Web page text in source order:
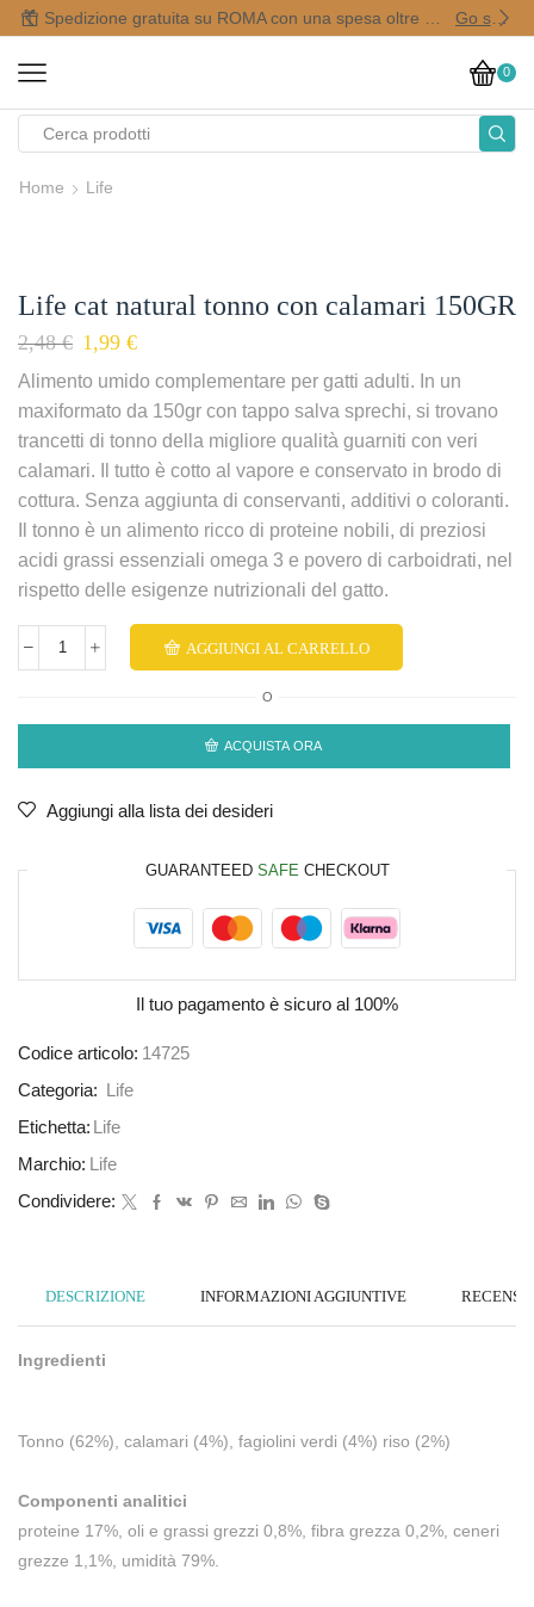
Go shop
0
Home Life
Life cat natural tonno con calamari 150GR
2,48€ 1,99 €
Alimento umido complementare per gatti adulti. In un
maxiformato da 150gr con tappo salva sprechi, si trovano
trancetti di tonno della migliore qualità guarniti con veri
calamari. Il tutto è cotto al vapore e conservato in brodo di
cottura. Senza aggiunta di conservanti, additivi o coloranti.
Il tonno è un alimento ricco di proteine nobili, di preziosi
acidi grassi essenziali omega 3 e povero di carboidrati, nel
rispetto delle esigenze nutrizionali del gatto.
AGGIUNGI AL CARRELLO
O
ACQUISTA ORA
Aggiungi alla lista dei desideri
GUARANTEED SAFE CHECKOUT
Il tuo pagamento è sicuro al 100%
Codice articolo: 14725
Categoria:
Life
Etichetta:
Life
Marchio:
Life
Condividere:
DESCRIZIONE INFORMAZIONI AGGIUNTIVE
Ingredienti
Tonno (62%), calamari (4%), fagiolini verdi (4%) riso (2%)
Componenti analitici
proteine 17%, oli e grassi grezzi 0,8%, fibra grezza 0,2%, ceneri
grezze 1,1%, umidità 79%.